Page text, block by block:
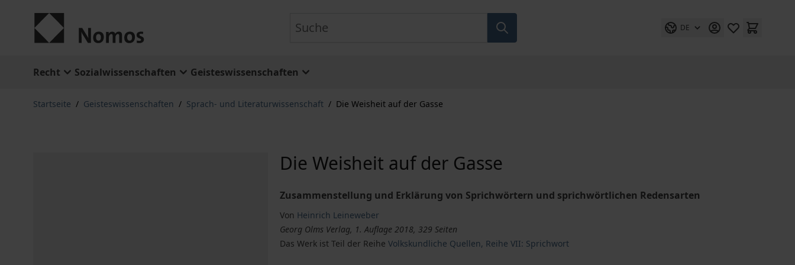
DE
Recht Sozialwissenschaften Geisteswissenschaften
Startseite / Geisteswissenschaften / Sprach- und Literaturwissenschaft / Die Weisheit auf der Gasse
Die Weisheit auf der Gasse
Zusammenstellung und Erklärung von Sprichwörtern und sprichwörtlichen Redensarten
Von Heinrich Leineweber
Georg Olms Verlag, 1. Auflage 2018, 329 Seiten
Das Werk ist Teil der ReiheVolkskundliche Quellen, Reihe VII: Sprichwort